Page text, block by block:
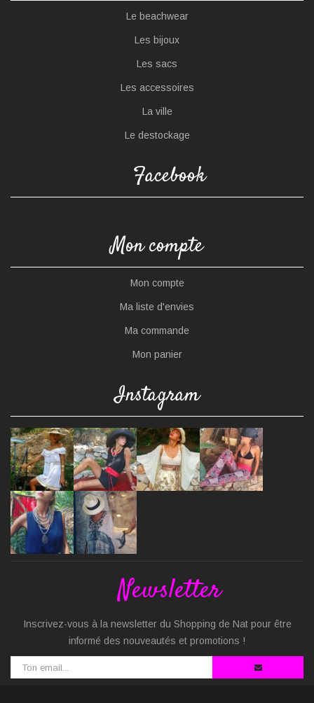
Le beachwear
Les bijoux
Les sacs
Les accessoires
La ville
Le destockage
Facebook
Mon compte
Mon compte
Ma liste d'envies
Ma commande
Mon panier
Instagram
Newsletter
Inscrivez-vous à la newsletter du Shopping de Nat pour être
informé des nouveautés et promotions !